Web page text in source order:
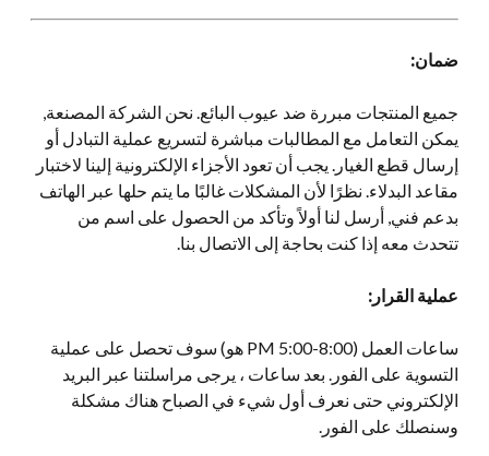
ضمان:
جميع المنتجات مبررة ضد عيوب البائع. نحن الشركة المصنعة,
يمكن التعامل مع المطالبات مباشرة لتسريع عملية التبادل أو
إرسال قطع الغيار. يجب أن تعود الأجزاء الإلكترونية إلينا لاختبار
مقاعد البدلاء. نظرًا لأن المشكلات غالبًا ما يتم حلها عبر الهاتف
بدعم فني, أرسل لنا أولاً وتأكد من الحصول على اسم من
تتحدث معه إذا كنت بحاجة إلى الاتصال بنا.
عملية القرار:
ساعات العمل (8:00-5:00 PM هو) سوف تحصل على عملية
التسوية على الفور. بعد ساعات ، يرجى مراسلتنا عبر البريد
الإلكتروني حتى نعرف أول شيء في الصباح هناك مشكلة
وسنصلك على الفور.